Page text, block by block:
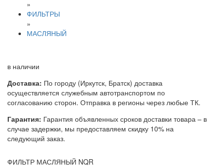
»
ФИЛЬТРЫ
»
МАСЛЯНЫЙ
в наличии
Доставка: По городу (Иркутск, Братск) доставка
осуществляется служебным автотранспортом по
согласованию сторон. Отправка в регионы через любые ТК.
Гарантия: Гарантия объявленных сроков доставки товара – в
случае задержки, мы предоставляем скидку 10% на
следующий заказ.
ФИЛЬТР МАСЛЯНЫЙ NQR